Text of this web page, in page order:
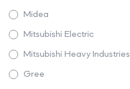
Midea
Mitsubishi Electric
Mitsubishi Heavy Industries
Gree